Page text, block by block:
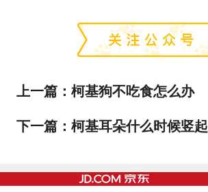
上一篇： 柯基狗不吃食怎么办
下一篇： 柯基耳朵什么时候竖起